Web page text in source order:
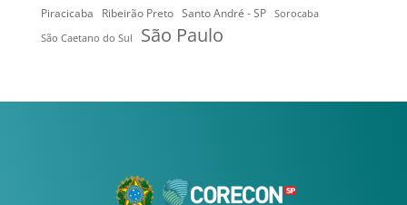
Piracicaba Ribeirão Preto Santo André - SP
Sorocaba
São Caetano do Sul
São Paulo